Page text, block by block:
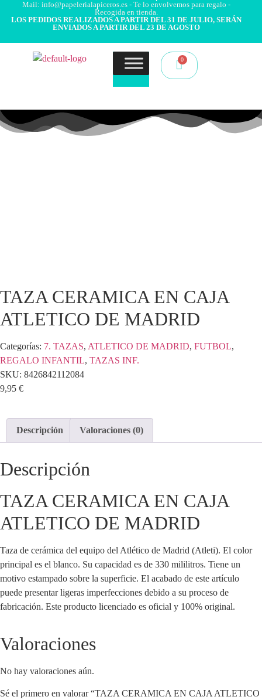
Mail: info@papelerialapiceros.es - Te lo envolvemos para regalo -
Recogida en tienda.
LOS PEDIDOS REALIZADOS A PARTIR DEL 31 DE JULIO, SERÁN
ENVIADOS A PARTIR DEL 23 DE AGOSTO
TAZA CERAMICA EN CAJA
ATLETICO DE MADRID
Categorías: 7. TAZAS, ATLETICO DE MADRID, FUTBOL,
REGALO INFANTIL, TAZAS INF.
SKU: 8426842112084
9,95 €
Descripción Valoraciones (0)
Descripción
TAZA CERAMICA EN CAJA
ATLETICO DE MADRID
Taza de cerámica del equipo del Atlético de Madrid (Atleti). El color
principal es el blanco. Su capacidad es de 330 mililitros. Tiene un
motivo estampado sobre la superficie. El acabado de este artículo
puede presentar ligeras imperfecciones debido a su proceso de
fabricación. Este producto licenciado es oficial y 100% original.
Valoraciones
No hay valoraciones aún.
Sé el primero en valorar “TAZA CERAMICA EN CAJA ATLETICO